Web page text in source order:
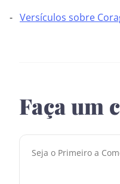
Versículos sobre
Faça um